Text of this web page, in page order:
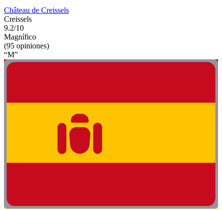
Château de Creissels
Creissels
9.2/10
Magnífico
(95 opiniones)
“M”